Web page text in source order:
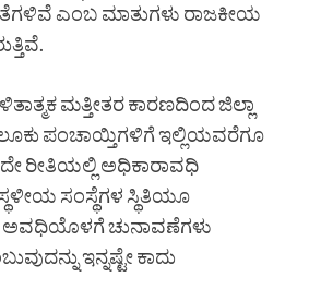
ಎಂಬ ಮಾತುಗಳು ರಾಜಕೀಯ
ಮತ್ತೀತರ ಕಾರಣದಿಂದ ಜಿಲ್ಲಾ
ಪಂಚಾಯ್ತಿಗಳಿಗೆ ಇಲ್ಲಿಯವರೆಗೂ
ರೀತಿಯಲ್ಲಿ ಅಧಿಕಾರಾವಧಿ
ಸ್ಥಳೀಯ ಸಂಸ್ಥೆಗಳ ಸ್ಥಿತಿಯೂ
ಚುನಾವಣೆಗಳು
ಇನ್ನಷ್ಟೇ ಕಾದು